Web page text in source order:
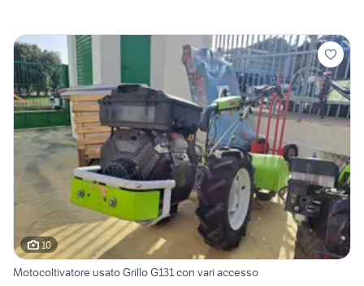
10
Motocoltivatore usato Grillo G131 con vari accesso